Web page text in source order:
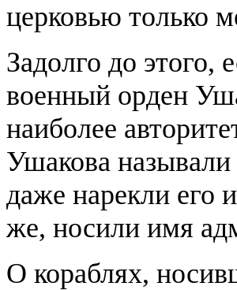
церковью только
Задолго до
военный орден
наиболее
Ушакова
даже нарекли его
же, носили имя
О кораблях,